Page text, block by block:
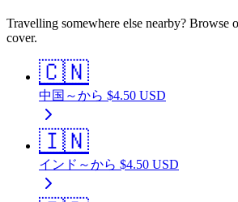
Travelling somewhere else nearby? Browse
cover.
🇨🇳
中国 ～から $4.50 USD
🇮🇳
インド ～から $4.50 USD